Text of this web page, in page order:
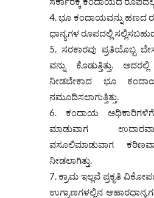
ಭೂ ಕಂದಾಯವನ್ನು ಹಣದ
ಧಾನ್ಯಗಳ ರೂಪದಲ್ಲಿ
ಸರಕಾರವು ಪ್ರತಿಯೊಬ್ಬ
ವನ್ನು ಕೊಡುತ್ತಿತ್ತು.
ನೀಡಬೇಕಾದ ಭೂ
ನಮೂದಿಸಲಾಗುತ್ತಿತ್ತು.
ಕಂದಾಯ
ಮಾಡುವಾಗ
ವಸೂಲಿಮಾಡುವಾಗ
ನೀಡಲಾಗಿತ್ತು.
ಕ್ರಾಮ ಇಲ್ಲವೆ ಪ್ರಕೃತಿ
ಉಗ್ರಾಣಗಳಲ್ಲಿನ